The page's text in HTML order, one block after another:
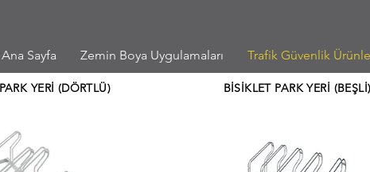
Ana Sayfa Zemin Boya Uygulamaları Trafik Güvenlik
YERİ (DÖRTLÜ) BİSİKLET PARK YERİ (BEŞLİ)